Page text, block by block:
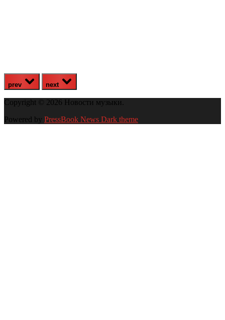
prev next
Copyright © 2026 Новости музыки.
Powered by PressBook News Dark theme